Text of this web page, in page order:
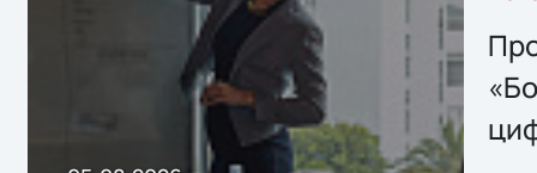
Storage 2.x для
хранения данных